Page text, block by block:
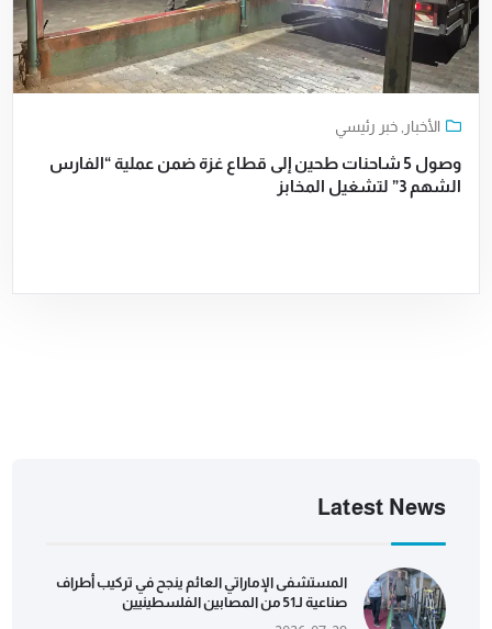
الأخبار ,خبر رئيسي
وصول 5 شاحنات طحين إلى قطاع غزة ضمن عملية “الفارس
الشهم 3” لتشغيل المخابز
Latest News
المستشفى الإماراتي العائم ينجح في تركيب أطراف
صناعية لـ51 من المصابين الفلسطينيين